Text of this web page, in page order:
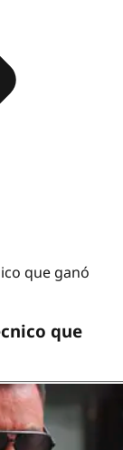
que ganó
que